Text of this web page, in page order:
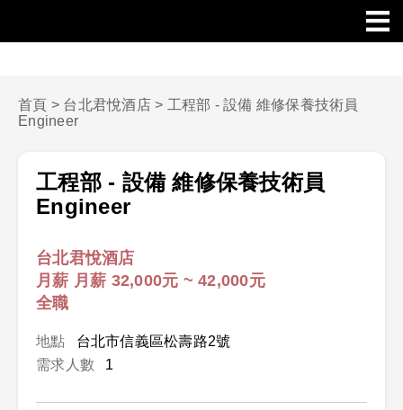
首頁 > 台北君悅酒店> 工程部 - 設備 維修保養技術員
Engineer
工程部 - 設備 維修保養技術員
Engineer
台北君悅酒店
月薪 月薪 32,000元 ~ 42,000元
全職
地點
台北市信義區松壽路2號
需求人數
1